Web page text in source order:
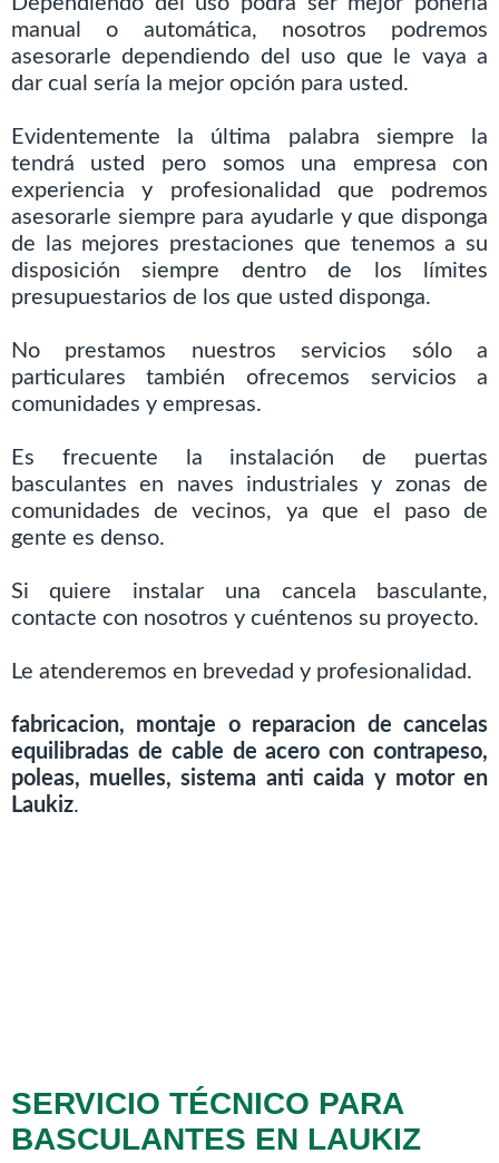
manual o automática, nosotros podremos
asesorarle dependiendo del uso que le vaya a
dar cual sería la mejor opción para usted.
Evidentemente la última palabra siempre la
tendrá usted pero somos una empresa con
experiencia y profesionalidad que podremos
asesorarle siempre para ayudarle y que disponga
de las mejores prestaciones que tenemos a su
disposición siempre dentro de los límites
presupuestarios de los que usted disponga.
No prestamos nuestros servicios sólo a
particulares también ofrecemos servicios a
comunidades y empresas.
Es frecuente la instalación de puertas
basculantes en naves industriales y zonas de
comunidades de vecinos, ya que el paso de
gente es denso.
Si quiere instalar una cancela basculante,
contacte con nosotros y cuéntenos su proyecto.
Le atenderemos en brevedad y profesionalidad.
fabricacion, montaje o reparacion de cancelas
equilibradas de cable de acero con contrapeso,
poleas, muelles, sistema anti caida y motor en
Laukiz.
SERVICIO TÉCNICO PARA
BASCULANTES EN LAUKIZ